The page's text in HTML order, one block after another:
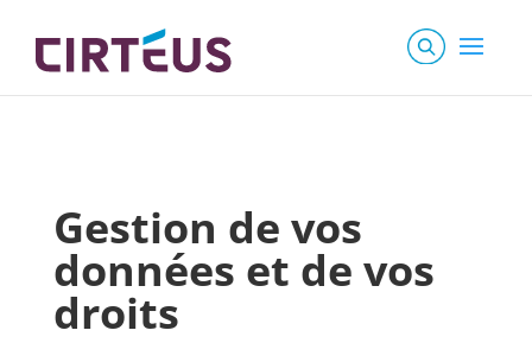
Gestion de vos
données et de vos
droits